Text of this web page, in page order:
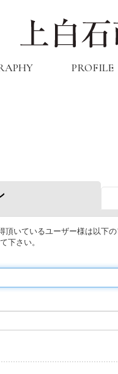
PROFILE
頂いているユーザー様は以下
下さい。